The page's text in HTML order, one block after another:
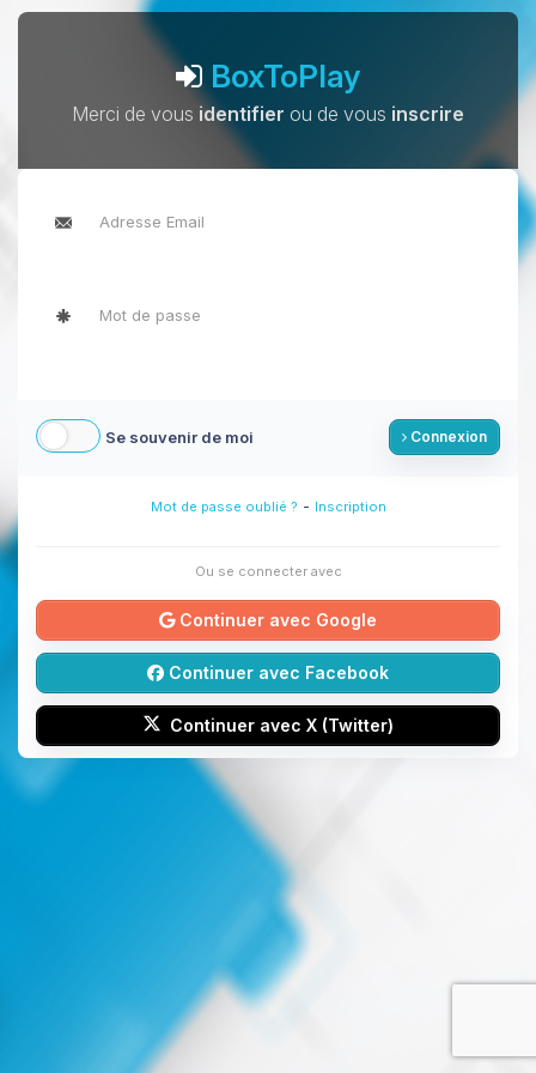
BoxToPlay
Merci de vous identifier ou de vous inscrire
Se souvenir de moi Connexion
Mot de passe oublié ? - Inscription
Ou se connecter avec
Continuer avec Google
Continuer avec Facebook
Continuer avec X (Twitter)